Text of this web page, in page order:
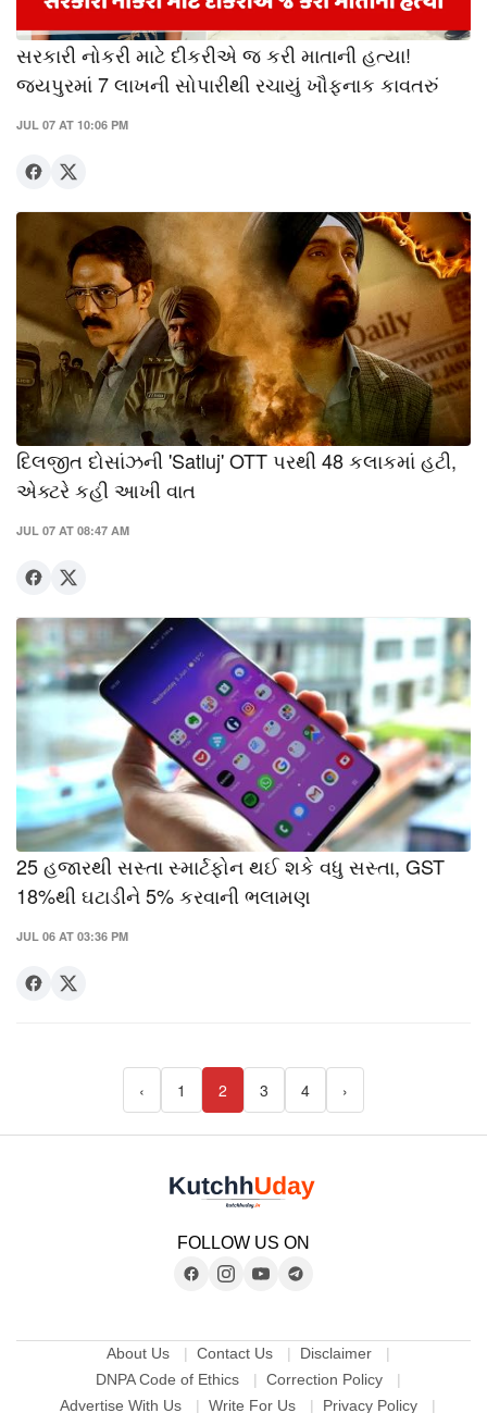
સરકારી નોકરી માટે દીકરીએ જ કરી માતાની હત્યા!
જયપુરમાં 7 લાખની સોપારીથી રચાયું ખૌફનાક કાવતરું
JUL 07 AT 10:06 PM
દિલજીત દોસાંઝની 'Satluj' OTT પરથી 48 કલાકમાં હટી,
એક્ટરે કહી આખી વાત
JUL 07 AT 08:47 AM
25 હજારથી સસ્તા સ્માર્ટફોન થઈ શકે વધુ સસ્તા, GST
18%થી ઘટાડીને 5% કરવાની ભલામણ
JUL 06 AT 03:36 PM
‹ 1 2 3 4 ›
FOLLOW US ON
About Us Contact Us
Disclaimer
DNPA Code of Ethics
Correction Policy
Advertise With Us
Write For Us Privacy Policy